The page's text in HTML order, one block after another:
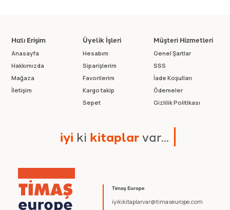
Timaş Europe
iyikikitaplarvar@timaseurope.com
Hızlı Erişim
Anasayfa
Hakkımızda
Mağaza
İletişim
Üyelik İşleri
Hesabım
Siparişlerim
Favorilerim
Kargo takip
Sepet
Müşteri Hizmetleri
Genel Şartlar
SSS
İade Koşulları
Ödemeler
Gizlilik Politikası
iyi ki kitaplarvar...